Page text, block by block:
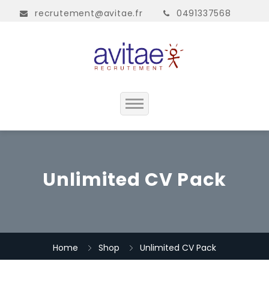
recrutement@avitae.fr 0491337568
Accueil
Unlimited CV Pack
Home Shop Unlimited CV Pack